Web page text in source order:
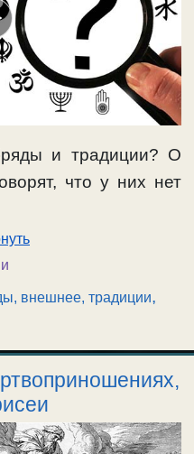
и традиции? О
что у них нет
внешнее, традиции,